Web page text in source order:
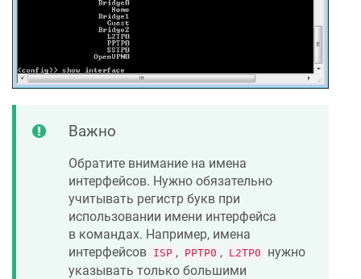
Важно
Обратите внимание на имена
интерфейсов. Нужно обязательно
учитывать регистр букв при
использовании имени интерфейса
в командах. Например, имена
интерфейсов ISP , PPTP0 , L2TP0
нужно
указывать только большими